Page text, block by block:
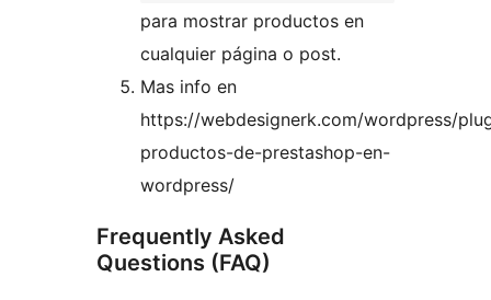
para mostrar productos en
cualquier página o post.
Mas info en
https://webdesignerk.com/wordpress/
productos-de-prestashop-en-
wordpress/
Frequently Asked
Questions (FAQ)